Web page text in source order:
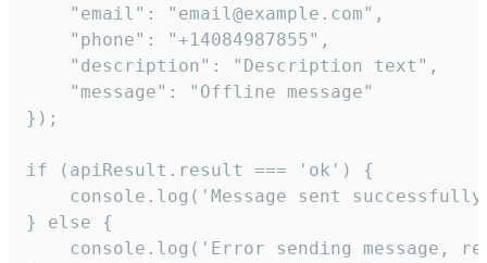
    "email": "email@example.com",
    "phone": "+14084987855",
    "description": "Description text",
    "message": "Offline message"
});
if (apiResult.result === 'ok') {
console.log('Message sent
} else {
console.log('Error sending message,